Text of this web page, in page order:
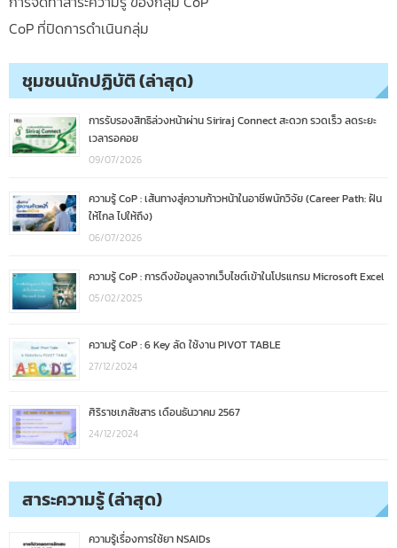
CoP ที่ปิดการดำเนินกลุ่ม
ชุมชนนักปฏิบัติ (ล่าสุด)
การรับรองสิทธิล่วงหน้าผ่าน Siriraj Connect สะดวก รวดเร็ว ลดระยะ
เวลารอคอย
09/07/2026
ความรู้ CoP : เส้นทางสู่ความก้าวหน้าในอาชีพนักวิจัย (Career Path: ฝัน
ให้ไกล ไปให้ถึง)
06/07/2026
ความรู้ CoP : การดึงข้อมูลจากเว็บไซต์เข้าในโปรแกรม Microsoft Excel
05/02/2025
ความรู้ CoP : 6 Key ลัด ใช้งาน PIVOT TABLE
27/12/2024
ศิริราชเภสัชสาร เดือนธันวาคม 2567
24/12/2024
สาระความรู้ (ล่าสุด)
ความรู้เรื่องการใช้ยา NSAIDs